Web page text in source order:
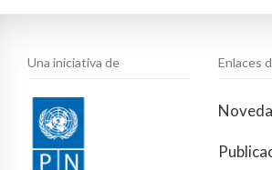
Una iniciativa de Enlaces